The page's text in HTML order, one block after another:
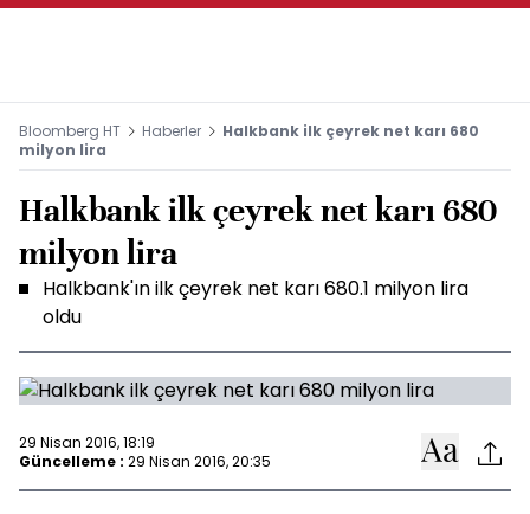
Bloomberg HT Haberler
Halkbank ilk çeyrek net karı 680
milyon lira
Halkbank ilk çeyrek net karı 680
milyon lira
Halkbank'ın ilk çeyrek net karı 680.1 milyon lira
oldu
29 Nisan 2016, 18:19
Güncelleme : 29 Nisan 2016, 20:35